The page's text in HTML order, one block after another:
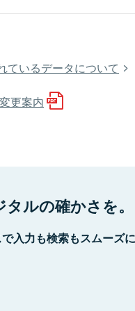
ているデータについて
更案内
ルの確かさを。
入力も検索もスムーズ